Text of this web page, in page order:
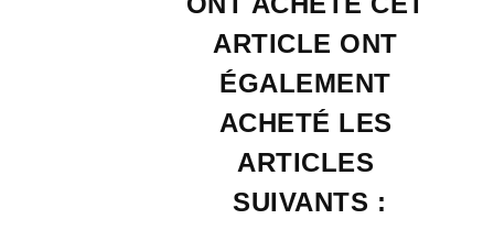
ARTICLE ONT
ÉGALEMENT
ACHETÉ LES
ARTICLES
SUIVANTS :